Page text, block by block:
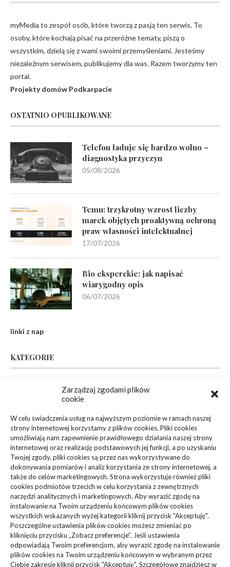
Zarządzaj zgodami plików
cookie
W celu świadczenia usług na najwyższym poziomie w ramach naszej
strony internetowej korzystamy z plików cookies. Pliki cookies
umożliwiają nam zapewnienie prawidłowego działania naszej strony
internetowej oraz realizację podstawowych jej funkcji, a po uzyskaniu
Twojej zgody, pliki cookies są przez nas wykorzystywane do
dokonywania pomiarów i analiz korzystania ze strony internetowej, a
także do celów marketingowych. Strona wykorzystuje również pliki
cookies podmiotów trzecich w celu korzystania z zewnętrznych
narzędzi analitycznych i marketingowych. Aby wyrazić zgodę na
instalowanie na Twoim urządzeniu końcowym plików cookies
wszystkich wskazanych wyżej kategorii kliknij przycisk "Akceptuję".
Poszczególne ustawienia plików cookies możesz zmieniać po
kliknięciu przycisku „Zobacz preferencje”. Jeśli ustawienia
odpowiadają Twoim preferencjom, aby wyrazić zgodę na instalowanie
plików cookies na Twoim urządzeniu końcowym w wybranym przez
Ciebie zakresie kliknij przycisk "Akceptuję". Szczegółowe znajdziesz w
myMedia to zespół osób, które tworzą z pasją ten serwis. To
osoby, które kochają pisać na przeróżne tematy, piszą o
wszystkim, dzielą się z wami swoimi przemyśleniami. Jesteśmy
niezależnym serwisem, publikujemy dla was. Razem tworzymy ten
portal.
Projekty domów Podkarpacie
OSTATNIO OPUBLIKOWANE
Telefon ładuje się bardzo wolno –
diagnostyka przyczyn
05/08/2026
Temu: trzykrotny wzrost liczby
marek objętych proaktywną ochroną
praw własności intelektualnej
17/07/2026
Bio eksperckie: jak napisać
wiarygodny opis
06/07/2026
linki z nap
KATEGORIE
(94)
Dom, Ogród
Zdrowie, Medycyna
Edukacja, Rozrywka (36)
Sport, Turystyka
Budownictwo, Przemysł
Technologie (23)